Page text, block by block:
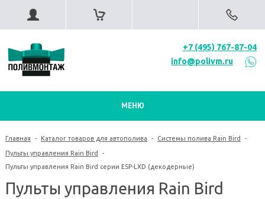
+7 (495) 767-87-04
info@polivm.ru
МЕНЮ
Главная - Каталог товаров для автополива - Системы полива Rain Bird -
Пульты управления Rain Bird
-
Пульты управления Rain Bird серии ESP-LXD (декодерные)
Пульты управления Rain Bird